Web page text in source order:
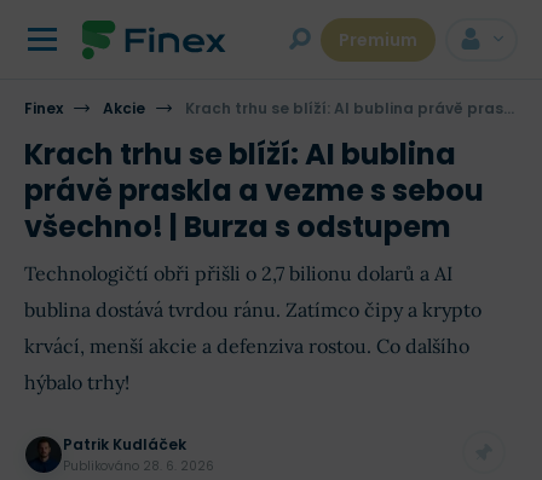
Premium
Finex Akcie Krach trhu se blíží: AI bublina právě praskla a vezme s sebou všechno! | Burza s odstupem
Krach trhu se blíží: AI bublina
právě praskla a vezme s sebou
všechno! | Burza s odstupem
Technologičtí obři přišli o 2,7 bilionu dolarů a AI
bublina dostává tvrdou ránu. Zatímco čipy a krypto
krvácí, menší akcie a defenziva rostou. Co dalšího
hýbalo trhy!
Patrik Kudláček
Publikováno 28. 6. 2026